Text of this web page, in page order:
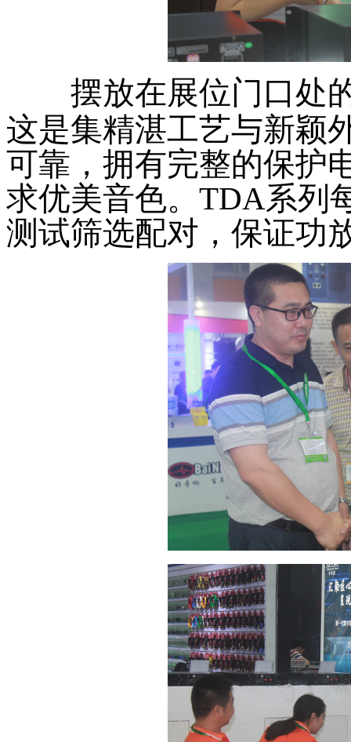
摆放在展位门口处
这是集精湛工艺与新颖
可靠，拥有完整的保护
求优美音色。TDA系列
测试筛选配对，保证功